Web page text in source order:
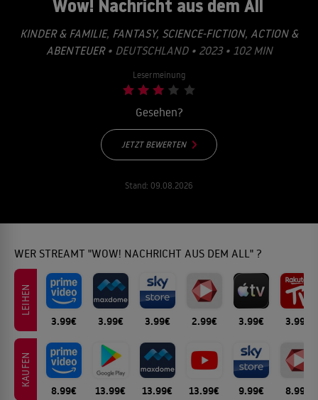
Wow! Nachricht aus dem All
KINDER & FAMILIE, FANTASY, SCIENCE-FICTION, ACTION &
ABENTEUER• DEUTSCHLAND • 2023 • 102 MIN
Lesermeinung
Gesehen?
JETZT BEWERTEN
Stand: 09.08.2026
WER STREAMT "WOW! NACHRICHT AUS DEM ALL" ?
LEIHEN
3.99€ 3.99€ 3.99€ 2.99€ 3.99€ 3.99€
KAUFEN
8.99€ 13.99€ 13.99€ 13.99€ 9.99€ 8.99€